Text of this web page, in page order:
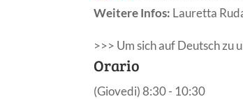
Weitere Infos: Lauretta
>>> Um sich auf Deutsch zu
Orario
(Giovedi) 8:30 - 10:30